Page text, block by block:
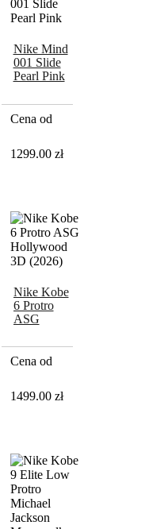
Nike Mind
001 Slide
Pearl Pink
Cena od
1299.00 zł
Nike Kobe
6 Protro
ASG
3D (2026)
Cena od
1499.00 zł